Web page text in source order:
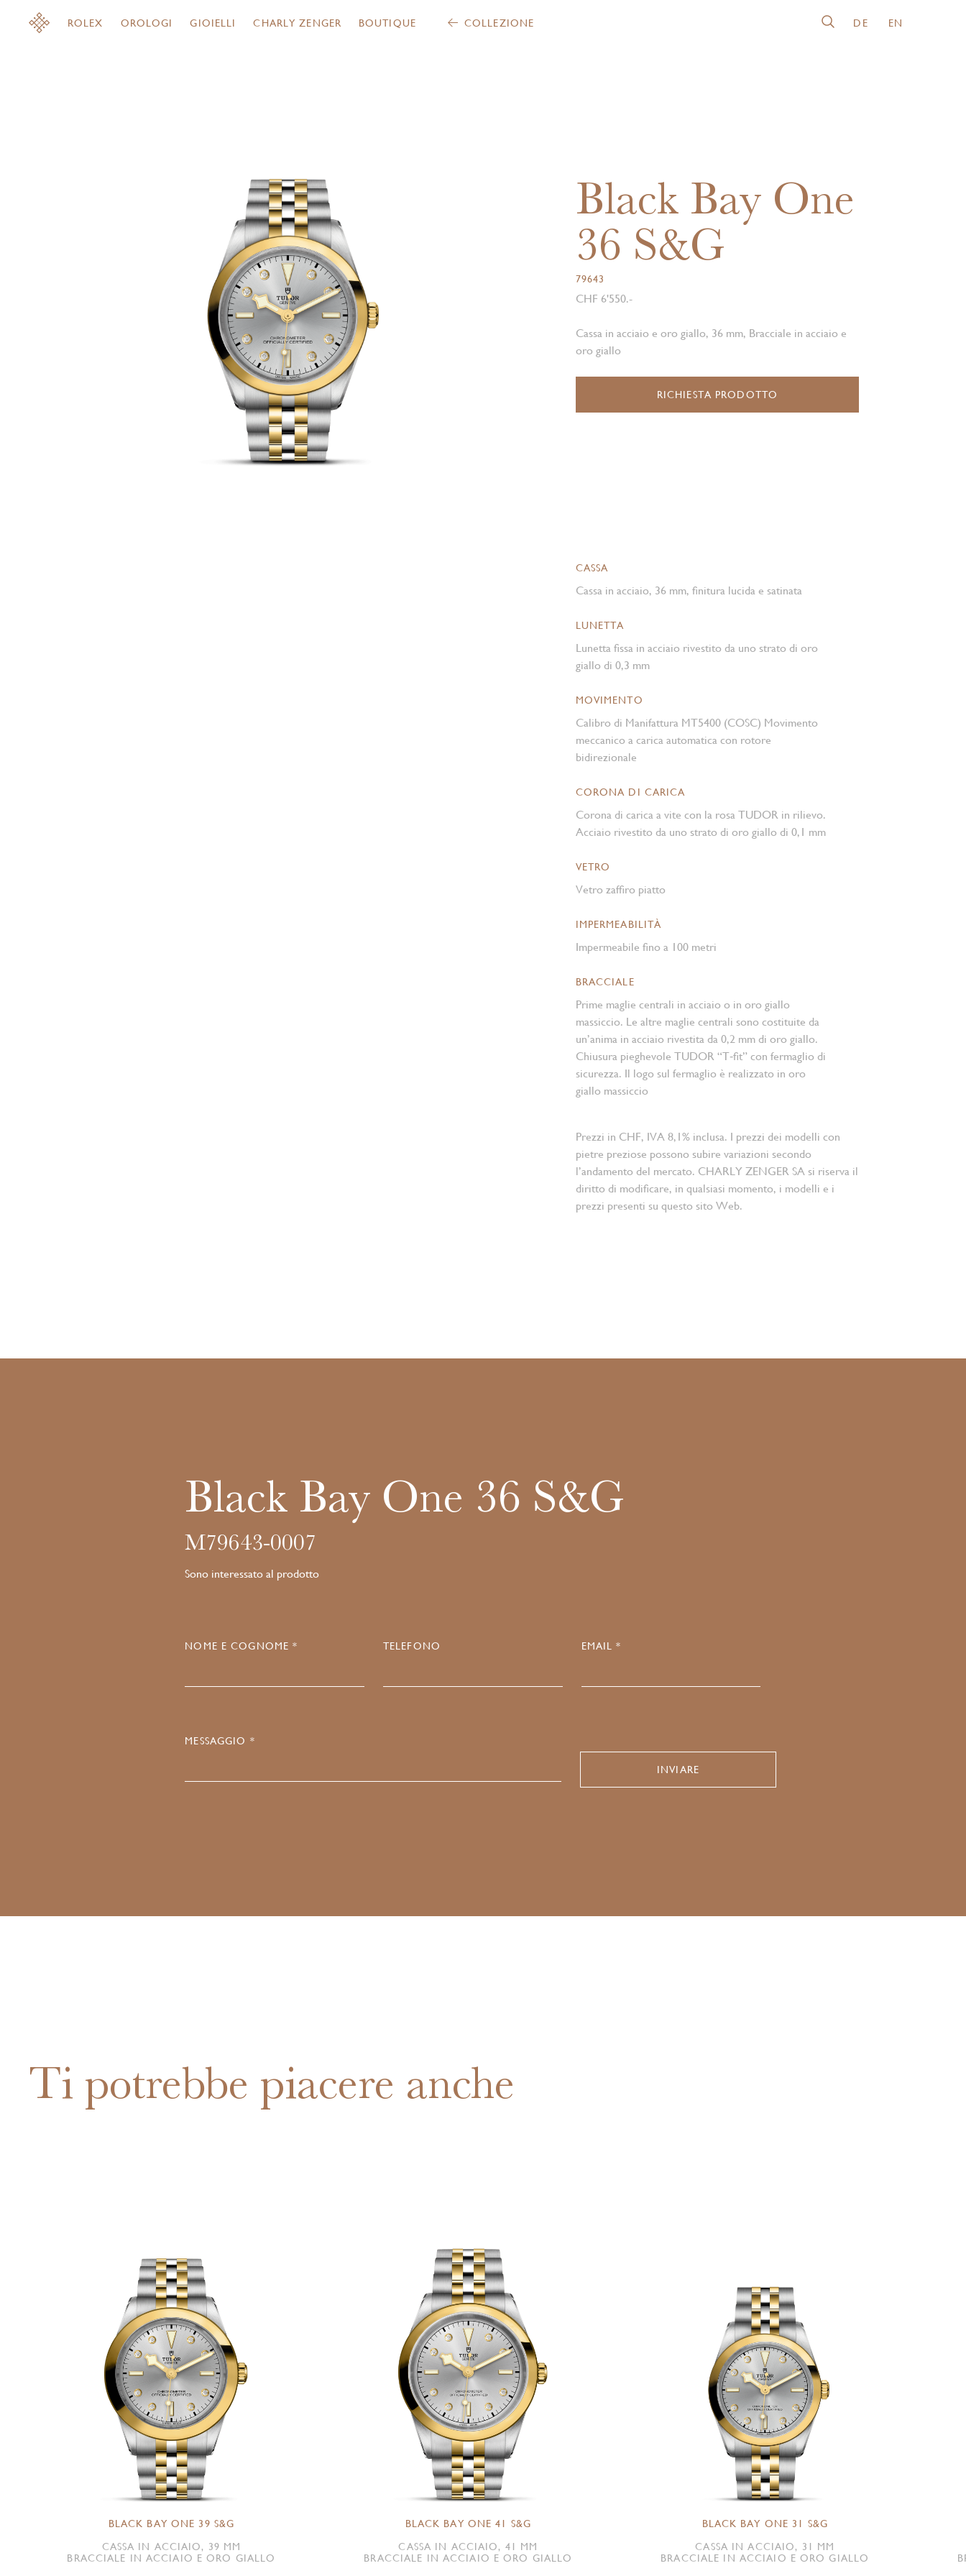
ROLEX OROLOGI GIOIELLI CHARLY ZENGER BOUTIQUE COLLEZIONE DE EN
Black Bay One
36 S&G
79643
CHF 6'550.-
Cassa in acciaio e oro giallo, 36 mm, Bracciale in acciaio e
oro giallo
RICHIESTA PRODOTTO
CASSA
Cassa in acciaio, 36 mm, finitura lucida e satinata
LUNETTA
Lunetta fissa in acciaio rivestito da uno strato di oro
giallo di 0,3 mm
MOVIMENTO
Calibro di Manifattura MT5400 (COSC) Movimento
meccanico a carica automatica con rotore
bidirezionale
CORONA DI CARICA
Corona di carica a vite con la rosa TUDOR in rilievo.
Acciaio rivestito da uno strato di oro giallo di 0,1 mm
VETRO
Vetro zaffiro piatto
IMPERMEABILITÀ
Impermeabile fino a 100 metri
BRACCIALE
Prime maglie centrali in acciaio o in oro giallo
massiccio. Le altre maglie centrali sono costituite da
un’anima in acciaio rivestita da 0,2 mm di oro giallo.
Chiusura pieghevole TUDOR “T‑fit” con fermaglio di
sicurezza. Il logo sul fermaglio è realizzato in oro
giallo massiccio
Prezzi in CHF, IVA 8,1% inclusa. I prezzi dei modelli con
pietre preziose possono subire variazioni secondo
l’andamento del mercato. CHARLY ZENGER SA si riserva il
diritto di modificare, in qualsiasi momento, i modelli e i
prezzi presenti su questo sito Web.
Black Bay One 36 S&G
M79643-0007
Sono interessato al prodotto
NOME E COGNOME * TELEFONO EMAIL *
MESSAGGIO *
Ti potrebbe piacere anche
BLACK BAY ONE 39 S&G
CASSA IN ACCIAIO, 39 MM
BRACCIALE IN ACCIAIO E ORO GIALLO
BLACK BAY ONE 41 S&G
CASSA IN ACCIAIO, 41 MM
BRACCIALE IN ACCIAIO E ORO GIALLO
BLACK BAY ONE 31 S&G
CASSA IN ACCIAIO, 31 MM
BRACCIALE IN ACCIAIO E ORO GIALLO